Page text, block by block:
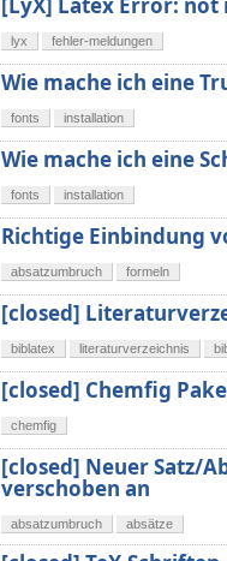
[LyX] Latex Error:
lyx fehler-meldungen
Wie mache ich eine
fonts installation
Wie mache ich eine
fonts installation
Richtige Einbindung
absatzumbruch formeln
[closed]
biblatex literaturverzeichnis
[closed] Chemfig
chemfig
[closed] Neuer Satz/
verschoben an
absatzumbruch absätze